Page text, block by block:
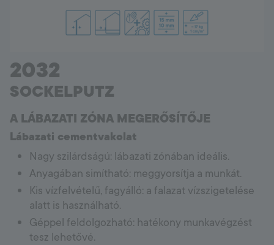
2032
SOCKELPUTZ
A LÁBAZATI ZÓNA MEGERŐSÍTŐJE
Lábazati cementvakolat
Nagy szilárdságú: lábazati zónában ideális.
Anyagában simítható: meggyorsítja a munkát.
Kis vízfelvételű, fagyálló: a falazat vízszigetelése
alatt is használható.
Géppel feldolgozható: hatékony munkavégzést
tesz lehetővé.